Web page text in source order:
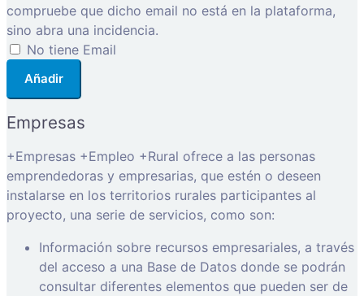
compruebe que dicho email no está en la plataforma,
sino abra una incidencia.
No tiene Email
Añadir
Empresas
+Empresas +Empleo +Rural ofrece a las personas
emprendedoras y empresarias, que estén o deseen
instalarse en los territorios rurales participantes al
proyecto, una serie de servicios, como son:
Información sobre recursos empresariales, a través
del acceso a una Base de Datos donde se podrán
consultar diferentes elementos que pueden ser de